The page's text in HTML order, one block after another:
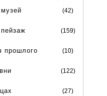
(42)
(159)
прошлого (10)
(122)
(27)